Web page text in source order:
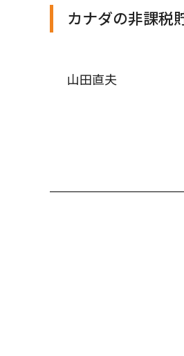
カナダの非課
山田直夫